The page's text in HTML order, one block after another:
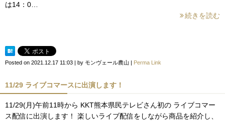
は14：0…
続きを読む
Posted on 2021.12.17 11:03 | by モンヴェール農山 | Perma Link
11/29 ライブコマースに出演します！
11/29(月)午前11時から KKT熊本県民テレビさん初の ライブコマー
ス配信に出演します！ 楽しいライブ配信をしながら商品を紹介し、